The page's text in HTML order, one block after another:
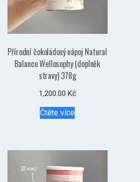
Přírodní čokoládový nápoj Natural
Balance Wellosophy (doplněk
stravy) 378g
1,200.00 Kč
Čtěte více